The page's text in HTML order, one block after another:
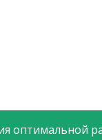
оптимальной